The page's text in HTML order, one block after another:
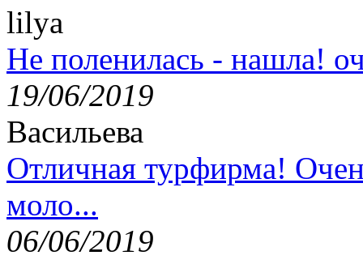
lilya
Не поленилась - нашла!
19/06/2019
Васильева
Отличная турфирма!
моло...
06/06/2019